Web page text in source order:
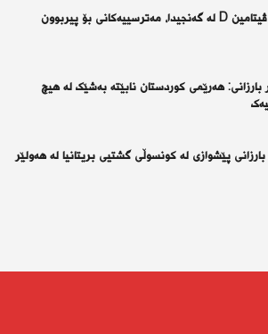
کەمیی ڤیتامین D لە گەنجیدا، مەترسییەکانی بۆ پیربوون
هەرێمی کوردستان نابێتە بەشێک لە هیچ
پێشوازی لە کونسوڵی گشتیی بریتانیا لە هەولێر